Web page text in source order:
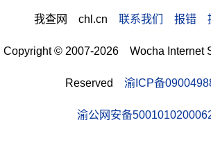
我查网 chl.cn 联系我们 报错
Copyright © 2007-2026 Wocha Internet
Reserved 渝ICP备
渝公网安备